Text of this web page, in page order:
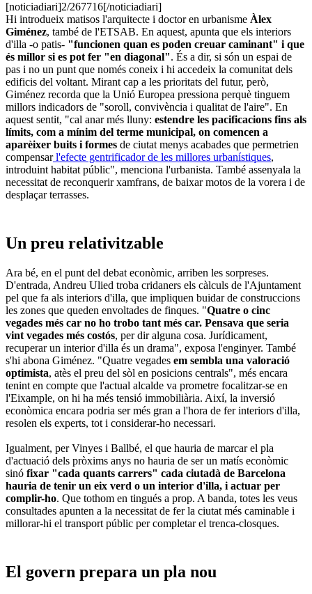
[noticiadiari]2/267716[/noticiadiari]
Hi introdueix matisos l'arquitecte i doctor en urbanisme Àlex
Giménez, també de l'ETSAB. En aquest, apunta que els interiors
d'illa -o patis- "funcionen quan es poden creuar caminant" i que
és millor si es pot fer "en diagonal". És a dir, si són un espai de
pas i no un punt que només coneix i hi accedeix la comunitat dels
edificis del voltant. Mirant cap a les prioritats del futur, però,
Giménez recorda que la Unió Europea pressiona perquè tinguem
millors indicadors de "soroll, convivència i qualitat de l'aire". En
aquest sentit, "cal anar més lluny: estendre les pacificacions fins als
límits, com a mínim del terme municipal, on comencen a
aparèixer buits i formes de ciutat menys acabades que permetrien
compensarl'efecte gentrificador de les millores urbanístiques,
introduint habitat públic", menciona l'urbanista. També assenyala la
necessitat de reconquerir xamfrans, de baixar motos de la vorera i de
desplaçar terrasses.
Un preu relativitzable
Ara bé, en el punt del debat econòmic, arriben les sorpreses.
D'entrada, Andreu Ulied troba cridaners els càlculs de l'Ajuntament
pel que fa als interiors d'illa, que impliquen buidar de construccions
les zones que queden envoltades de finques. "Quatre o cinc
vegades més car no ho trobo tant més car. Pensava que seria
vint vegades més costós, per dir alguna cosa. Jurídicament,
recuperar un interior d'illa és un drama", exposa l'enginyer. També
s'hi abona Giménez. "Quatre vegades em sembla una valoració
optimista, atès el preu del sòl en posicions centrals", més encara
tenint en compte que l'actual alcalde va prometre focalitzar-se en
l'Eixample, on hi ha més tensió immobiliària. Així, la inversió
econòmica encara podria ser més gran a l'hora de fer interiors d'illa,
resolen els experts, tot i considerar-ho necessari.
Igualment, per Vinyes i Ballbé, el que hauria de marcar el pla
d'actuació dels pròxims anys no hauria de ser un matís econòmic
sinó fixar "cada quants carrers" cada ciutadà de Barcelona
hauria de tenir un eix verd o un interior d'illa, i actuar per
complir-ho. Que tothom en tingués a prop. A banda, totes les veus
consultades apunten a la necessitat de fer la ciutat més caminable i
millorar-hi el transport públic per completar el trenca-closques.
El govern prepara un pla nou